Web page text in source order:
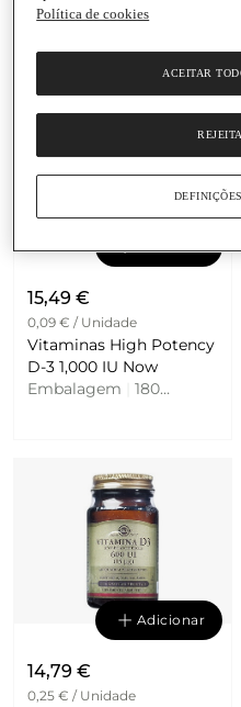
Frasco |30 Unidades
15,49 €
0,09 € / Unidade
Vitaminas High Potency
D-3 1,000 IU Now
Embalagem
180
Adicionar
14,79 €
0,25 € / Unidade
Política de cookies
ACEITAR